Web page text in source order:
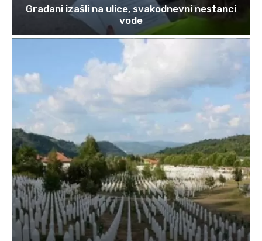
Građani izašli na ulice, svakodnevni nestanci
vode